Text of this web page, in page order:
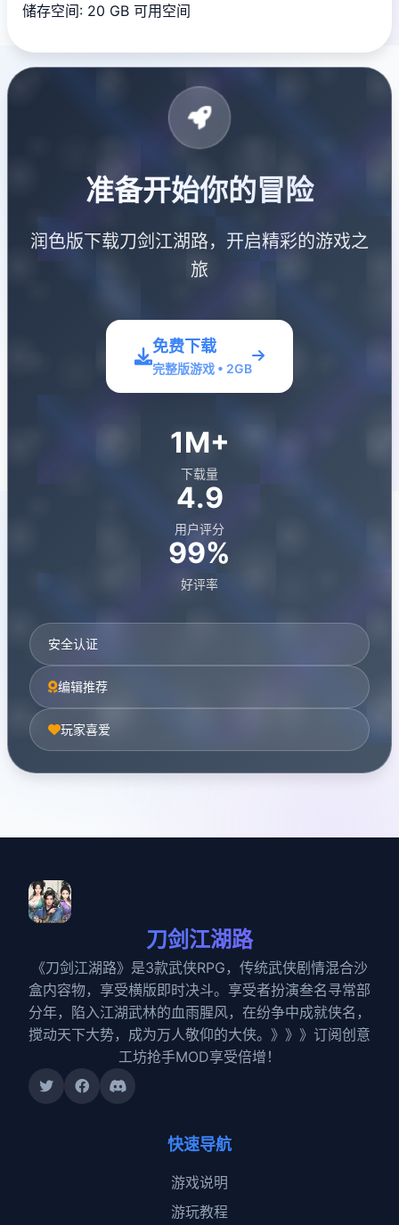
储存空间: 20 GB 可用空间
准备开始你的冒险
润色版下载刀剑江湖路，开启精彩的游戏之
旅
免费下载
完整版游戏 • 2GB
1M+
下载量
4.9
用户评分
99%
好评率
安全认证
编辑推荐
玩家喜爱
刀剑江湖路
《刀剑江湖路》是3款武侠RPG，传统武侠剧情混合沙
盒内容物，享受横版即时决斗。享受者扮演叁名寻常部
分年，陷入江湖武林的血雨腥风，在纷争中成就侠名，
搅动天下大势，成为万人敬仰的大侠。》》》订阅创意
工坊抢手MOD享受倍增！
快速导航
游戏说明
游玩教程